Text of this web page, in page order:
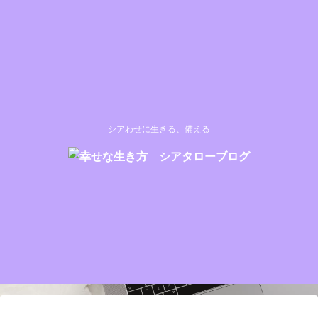
シアわせに生きる、備える